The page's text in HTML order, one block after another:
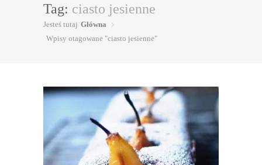
Tag: ciasto jesienne
Jesteś tutaj Główna
Wpisy otagowane "ciasto jesienne"